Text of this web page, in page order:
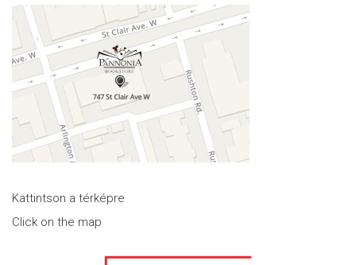
Kattintson a térképre
Click on the map